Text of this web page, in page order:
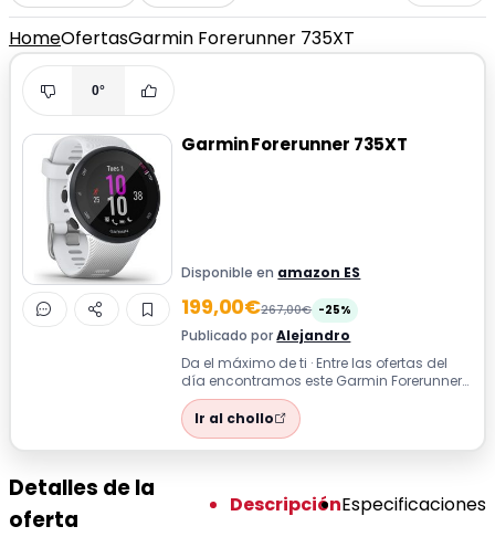
HomeOfertasGarmin Forerunner 735XT
0°
Garmin Forerunner 735XT
Disponible en amazon ES
199,00€267,00€ -25%
Publicado porAlejandro
Da el máximo de ti · Entre las ofertas del
día encontramos este Garmin Forerunner
735XT, un wearable deportivo que en...
Ir al chollo
Detalles de la
oferta
DescripciónEspecificaciones